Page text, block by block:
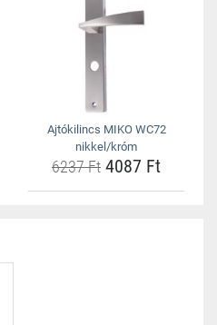
Ajtókilincs MIKO WC72
nikkel/króm
6237 Ft 4087 Ft